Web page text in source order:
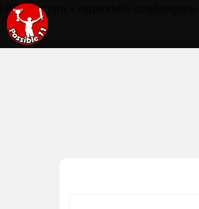
HERE - team - rupandehi-challengers-